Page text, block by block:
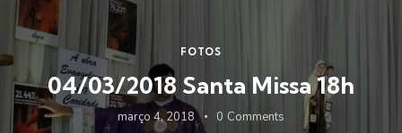
FOTOS
04/03/2018 Santa Missa 18h
março 4, 2018 0 Comments